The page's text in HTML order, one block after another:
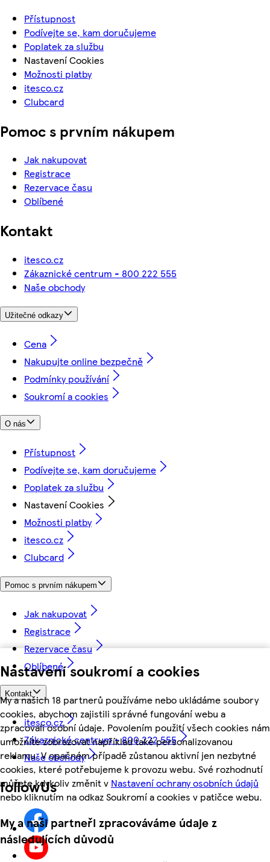
Nastavení soukromí a cookies
My a našich 18 partnerů používáme nebo ukládáme soubory
cookies, abychom zajistili správné fungování webu a
zpracovali osobní údaje. Povolením použití všech cookies nám
umožníte zobrazovat například také personalizovanou
reklamu. V opačném případě zůstanou aktivní jen nezbytné
cookies, které potřebujeme k provozu webu. Své rozhodnutí
můžete kdykoliv změnit v Nastavení ochrany osobních údajů
nebo kliknutím na odkaz Soukromí a cookies v patičce webu.
My a naši partneři zpracováváme údaje z
následujících důvodů
Přístupnost
Podívejte se, kam doručujeme
Poplatek za službu
Nastavení Cookies
Možnosti platby
itesco.cz
Clubcard
Pomoc s prvním nákupem
Jak nakupovat
Registrace
Rezervace času
Oblíbené
Kontakt
itesco.cz
Zákaznické centrum - 800 222 555
Naše obchody
Užitečné odkazy
Cena
Nakupujte online bezpečně
Podmínky používání
Soukromí a cookies
O nás
Přístupnost
Podívejte se, kam doručujeme
Poplatek za službu
Nastavení Cookies
Možnosti platby
itesco.cz
Clubcard
Pomoc s prvním nákupem
Jak nakupovat
Registrace
Rezervace času
Oblíbené
Kontakt
itesco.cz
Zákaznické centrum - 800 222 555
Naše obchody
followUs